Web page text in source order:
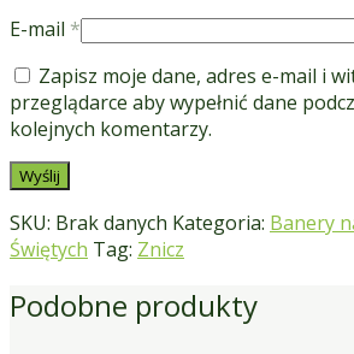
E-mail *
Zapisz moje dane, adres e-mail i
przeglądarce aby wypełnić dane
kolejnych komentarzy.
SKU: Brak danych Kategoria: Banery
Świętych Tag: Znicz
Podobne produkty